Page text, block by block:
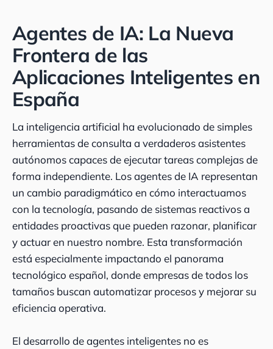
Agentes de IA: La Nueva
Frontera de las
Aplicaciones Inteligentes en
España
La inteligencia artificial ha evolucionado de simples
herramientas de consulta a verdaderos asistentes
autónomos capaces de ejecutar tareas complejas de
forma independiente. Los agentes de IA representan
un cambio paradigmático en cómo interactuamos
con la tecnología, pasando de sistemas reactivos a
entidades proactivas que pueden razonar, planificar
y actuar en nuestro nombre. Esta transformación
está especialmente impactando el panorama
tecnológico español, donde empresas de todos los
tamaños buscan automatizar procesos y mejorar su
eficiencia operativa.
El desarrollo de agentes inteligentes no es